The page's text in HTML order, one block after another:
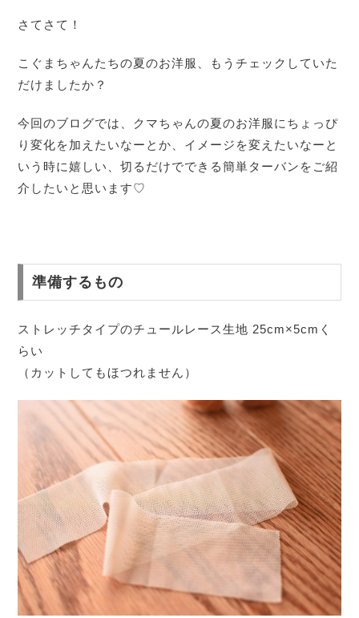
さてさて！
こぐまちゃんたちの夏のお洋服、もうチェックしていた
だけましたか？
今回のブログでは、クマちゃんの夏のお洋服にちょっぴ
り変化を加えたいなーとか、イメージを変えたいなーと
いう時に嬉しい、切るだけでできる簡単ターバンをご紹
介したいと思います♡
準備するもの
ストレッチタイプのチュールレース生地 25cm×5cmく
らい
（カットしてもほつれません）